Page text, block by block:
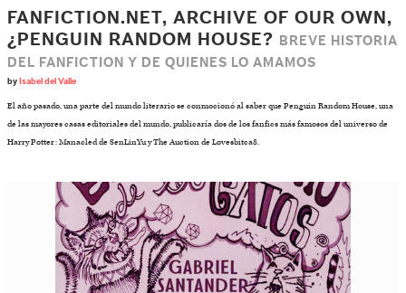
FANFICTION.NET, ARCHIVE OF OUR OWN,
¿PENGUIN RANDOM HOUSE?
BREVE HISTORIA
DEL FANFICTION Y DE QUIENES LO AMAMOS
by Isabel del Valle
El año pasado, una parte del mundo literario se conmocionó al saber que Penguin Random House, una
de las mayores casas editoriales del mundo, publicaría dos de los fanfics más famosos del universo de
Harry Potter: Manacled de SenLinYu y The Auction de Lovesbitca8.